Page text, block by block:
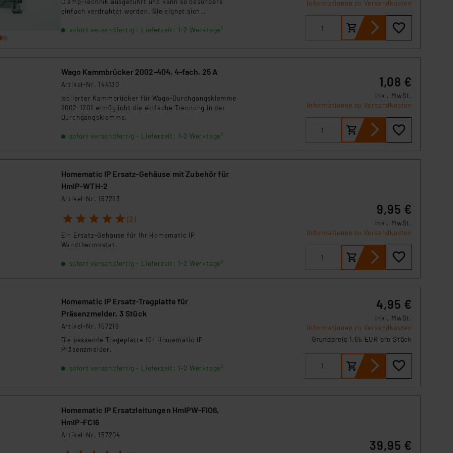
der EU. Dies bedeutet, dass die USA als Land mit unzureichendem
eingestuft wird. So besteht etwa das Risiko, dass US-Behörden personenbezogene
verarbeiten, ohne dass hiergegen Klagemöglichkeiten für Europäer bestehen.
Dienstleistern stützt sich auf die Standarddatenschutzklauseln der Europäischen
Clamp-Technik ausgeführt und kann so besonders
einfach verdrahtet werden. Sie eignet sich
Haustechnik/Hausautomation.
sofort versandfertig - Lieferzeit: 1-2 Werktage²
Informationen zu Versandkosten
Wago Kammbrücker 2002-404, 4-fach, 25 A
Artikel-Nr. 144130
Isolierter Kammbrücker für Wago-Durchgangsklemme
2002-1201 ermöglicht die einfache Trennung in der
Durchgangsklemme.
sofort versandfertig - Lieferzeit: 1-2 Werktage²
1,08 €
inkl. MwSt.
Informationen zu Versandkosten
Homematic IP Ersatz-Gehäuse mit Zubehör für
HmIP-WTH-2
Artikel-Nr. 157223
1 2 3 4 5 (2)
Ein Ersatz-Gehäuse für Ihr Homematic IP
Wandthermostat.
sofort versandfertig - Lieferzeit: 1-2 Werktage²
9,95 €
inkl. MwSt.
Informationen zu Versandkosten
Homematic IP Ersatz-Tragplatte für
Präsenzmelder, 3 Stück
Artikel-Nr. 157219
Die passende Trageplatte für Homematic IP
Präsenzmelder.
sofort versandfertig - Lieferzeit: 1-2 Werktage²
4,95 €
inkl. MwSt.
Informationen zu Versandkosten
Grundpreis 1.65 EUR pro Stück
Homematic IP Ersatzleitungen HmIPW-FIO6,
HmIP-FCI6
Artikel-Nr. 157204
39,95 €